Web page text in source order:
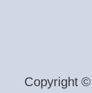
Copyright